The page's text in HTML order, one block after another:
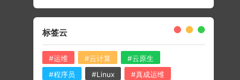
标签云
#运维 #云计算
#云原生
#程序员
#Linux
#真成运维